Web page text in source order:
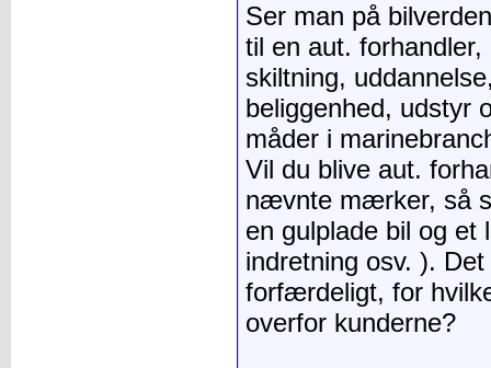
Ser man på
til en aut.
skiltning,
beliggenhed, udstyr
måder i
Vil du blive aut.
nævnte mærker, så
en gulplade bil og et
indretning osv. ).
forfærdeligt, for
overfor kunderne?